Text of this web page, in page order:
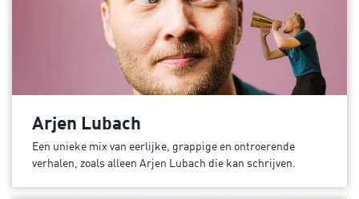
Arjen Lubach
Een unieke mix van eerlijke, grappige en ontroerende
verhalen, zoals alleen Arjen Lubach die kan schrijven.